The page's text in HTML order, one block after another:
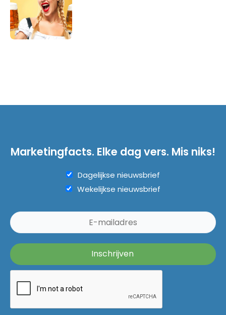
Marketingfacts. Elke dag vers. Mis niks!
Dagelijkse nieuwsbrief
Wekelijkse nieuwsbrief